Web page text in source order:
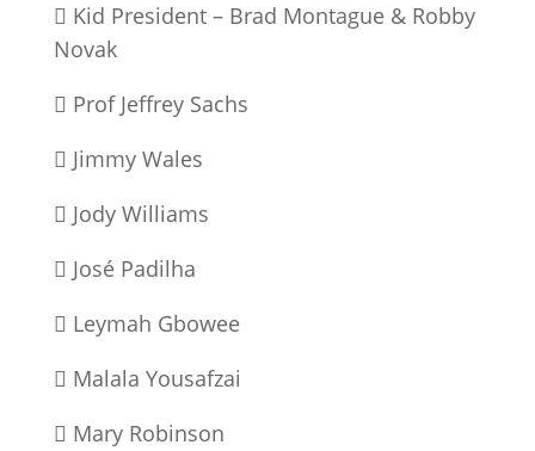
 Kid President – Brad Montague & Robby
Novak
 Prof Jeffrey Sachs
 Jimmy Wales
 Jody Williams
 José Padilha
 Leymah Gbowee
 Malala Yousafzai
 Mary Robinson